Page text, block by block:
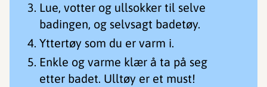
Lue, votter og ullsokker til selve
badingen, og selvsagt badetøy.
Yttertøy som du er varm i.
Enkle og varme klær å ta på seg
etter badet. Ulltøy er et must!